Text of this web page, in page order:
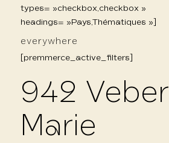
types= »checkbox,checkbox »
headings= »Pays,Thématiques »]
everywhere
[premmerce_active_filters]
942 Veber
Marie